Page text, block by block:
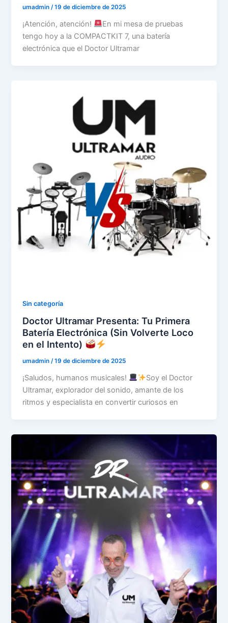
umadmin/19 de diciembre de 2025
¡Atención, atención!
En mi mesa de pruebas
tengo hoy a la COMPACTKIT 7, una batería
electrónica que el Doctor Ultramar
Sin categoría
Doctor Ultramar Presenta: Tu Primera
Batería Electrónica (Sin Volverte Loco
en el Intento)
umadmin/19 de diciembre de 2025
¡Saludos, humanos musicales!
Soy el Doctor
Ultramar, explorador del sonido, amante de los
ritmos y especialista en convertir curiosos en